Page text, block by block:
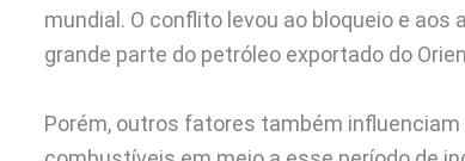
mundial. O conflito levou ao bloqueio e
grande parte do petróleo exportado do
Porém, outros fatores também